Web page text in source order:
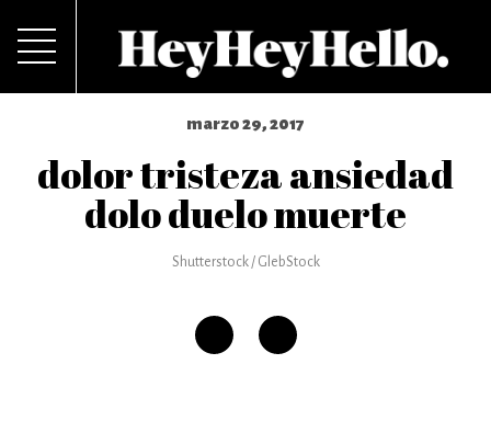
marzo 29, 2017
dolor tristeza ansiedad
dolo duelo muerte
Shutterstock / GlebStock